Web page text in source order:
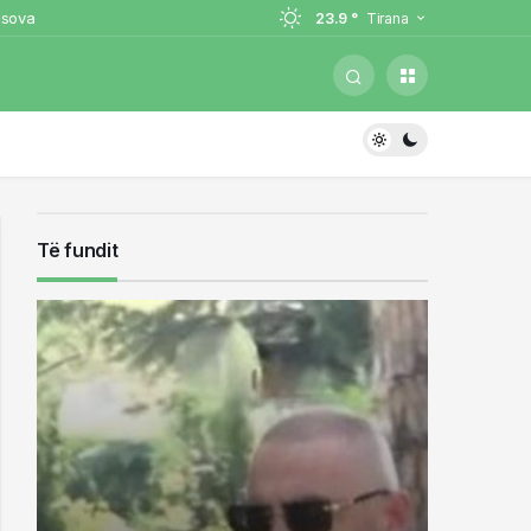
23.9 ° Tirana
Të fundit